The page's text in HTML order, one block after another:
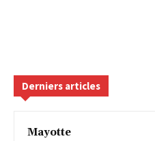
Derniers articles
Mayotte